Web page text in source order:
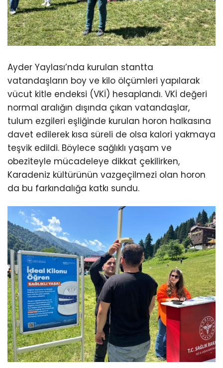
Ayder Yaylası’nda kurulan stantta
vatandaşların boy ve kilo ölçümleri yapılarak
vücut kitle endeksi (VKİ) hesaplandı. VKİ değeri
normal aralığın dışında çıkan vatandaşlar,
tulum ezgileri eşliğinde kurulan horon halkasına
davet edilerek kısa süreli de olsa kalori yakmaya
teşvik edildi. Böylece sağlıklı yaşam ve
obeziteyle mücadeleye dikkat çekilirken,
Karadeniz kültürünün vazgeçilmezi olan horon
da bu farkındalığa katkı sundu.